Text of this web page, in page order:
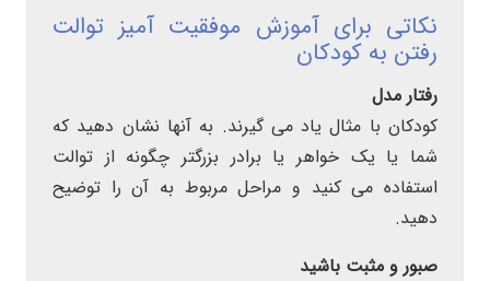
نکاتی برای آموزش موفقیت آمیز توالت
رفتن به کودکان
رفتار مدل
کودکان با مثال یاد می گیرند. به آنها نشان دهید که
شما یا یک خواهر یا برادر بزرگتر چگونه از توالت
استفاده می کنید و مراحل مربوط به آن را توضیح
دهید.
صبور و مثبت باشید